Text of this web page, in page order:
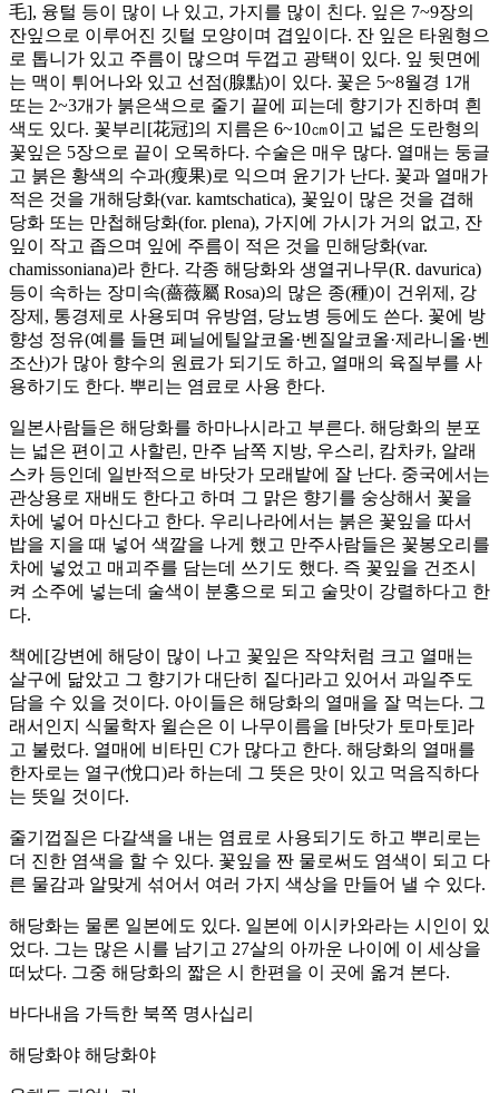
毛], 융털 등이 많이 나 있고, 가지를 많이 친다. 잎은 7~9장의
잔잎으로 이루어진 깃털 모양이며 겹잎이다. 잔 잎은 타원형으
로 톱니가 있고 주름이 많으며 두껍고 광택이 있다. 잎 뒷면에
는 맥이 튀어나와 있고 선점(腺點)이 있다. 꽃은 5~8월경 1개
또는 2~3개가 붉은색으로 줄기 끝에 피는데 향기가 진하며 흰
색도 있다. 꽃부리[花冠]의 지름은 6~10㎝이고 넓은 도란형의
꽃잎은 5장으로 끝이 오목하다. 수술은 매우 많다. 열매는 둥글
고 붉은 황색의 수과(瘦果)로 익으며 윤기가 난다. 꽃과 열매가
적은 것을 개해당화(var. kamtschatica), 꽃잎이 많은 것을 겹해
당화 또는 만첩해당화(for. plena), 가지에 가시가 거의 없고, 잔
잎이 작고 좁으며 잎에 주름이 적은 것을 민해당화(var.
chamissoniana)라 한다. 각종 해당화와 생열귀나무(R. davurica)
등이 속하는 장미속(薔薇屬 Rosa)의 많은 종(種)이 건위제, 강
장제, 통경제로 사용되며 유방염, 당뇨병 등에도 쓴다. 꽃에 방
향성 정유(예를 들면 페닐에틸알코올·벤질알코올·제라니올·벤
조산)가 많아 향수의 원료가 되기도 하고, 열매의 육질부를 사
용하기도 한다. 뿌리는 염료로 사용 한다.
일본사람들은 해당화를 하마나시라고 부른다. 해당화의 분포
는 넓은 편이고 사할린, 만주 남쪽 지방, 우스리, 캄차카, 알래
스카 등인데 일반적으로 바닷가 모래밭에 잘 난다. 중국에서는
관상용로 재배도 한다고 하며 그 맑은 향기를 숭상해서 꽃을
차에 넣어 마신다고 한다. 우리나라에서는 붉은 꽃잎을 따서
밥을 지을 때 넣어 색깔을 나게 했고 만주사람들은 꽃봉오리를
차에 넣었고 매괴주를 담는데 쓰기도 했다. 즉 꽃잎을 건조시
켜 소주에 넣는데 술색이 분홍으로 되고 술맛이 강렬하다고 한
다.
책에[강변에 해당이 많이 나고 꽃잎은 작약처럼 크고 열매는
살구에 닮았고 그 향기가 대단히 짙다]라고 있어서 과일주도
담을 수 있을 것이다. 아이들은 해당화의 열매을 잘 먹는다. 그
래서인지 식물학자 윌슨은 이 나무이름을 [바닷가 토마토]라
고 불렀다. 열매에 비타민 C가 많다고 한다. 해당화의 열매를
한자로는 열구(悅口)라 하는데 그 뜻은 맛이 있고 먹음직하다
는 뜻일 것이다.
줄기껍질은 다갈색을 내는 염료로 사용되기도 하고 뿌리로는
더 진한 염색을 할 수 있다. 꽃잎을 짠 물로써도 염색이 되고 다
른 물감과 알맞게 섞어서 여러 가지 색상을 만들어 낼 수 있다.
해당화는 물론 일본에도 있다. 일본에 이시카와라는 시인이 있
었다. 그는 많은 시를 남기고 27살의 아까운 나이에 이 세상을
떠났다. 그중 해당화의 짧은 시 한편을 이 곳에 옮겨 본다.
바다내음 가득한 북쪽 명사십리
해당화야 해당화야